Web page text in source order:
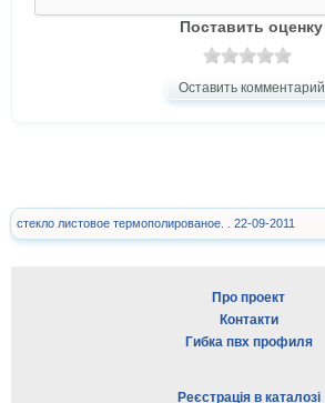
Поставить оценку
Оставить комментарий
стекло листовое термополированое. . 22-09-2011
Про проект
Контакти
Гибка пвх профиля
Реєстрація в каталозі